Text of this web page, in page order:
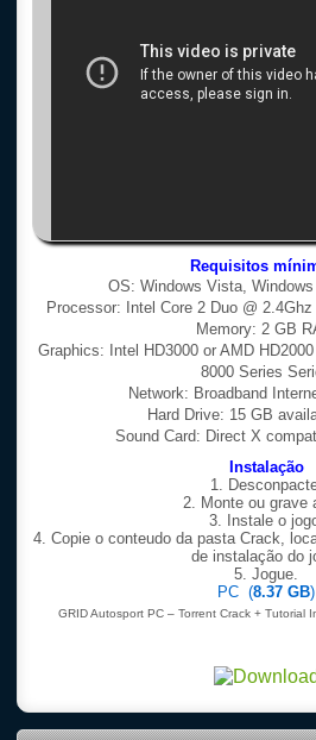
Requisitos
OS: Windows Vista,
Processor: Intel Core 2 Duo @
Memory: 2 GB
Graphics: Intel HD3000 or AMD
8000 Series
Network: Broadband
Hard Drive: 15 GB
Sound Card: Direct X
Instalação
1.
2. Monte ou grave
3. Instale o
4. Copie o conteudo da pasta Crack,
de instalação do
5. Jogue.
PC (8.37 GB)
GRID Autosport PC – Torrent Crack + Tutorial